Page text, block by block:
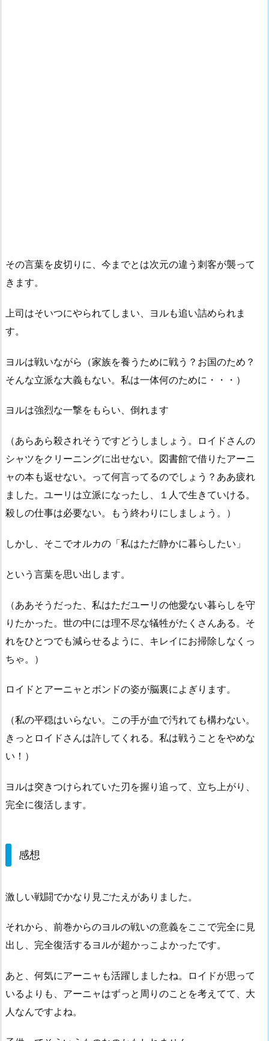
その言葉を皮切りに、今までとは次元の違う刺客が襲って
きます。
上司はそいつにやられてしまい、ヨルも追い詰められま
す。
ヨルは戦いながら（家族を養うために戦う？お国のため？
そんな立派な大義もない。私は一体何のために・・・）
ヨルは強烈な一撃をもらい、倒れます
（あらあら殺されそうですどうしましょう。ロイドさんの
シャツをクリーニングに出せない。図書館で借りたアーニ
ャの本も返せない。って何言ってるのでしょう？ああ疲れ
ました。ユーリは立派になったし、１人で生きていける。
殺しの仕事は必要ない。もう終わりにしましょう。）
しかし、そこでオルカの「私はただ静かに暮らしたい」
という言葉を思い出します。
（ああそうだった、私はただユーリの他愛ない暮らしを守
りたかった。世の中には理不尽な犠牲がたくさんある。そ
れをひとつでも減らせるように、キレイにお掃除しなくっ
ちゃ。）
ロイドとアーニャとボンドの姿が脳裏によぎります。
（私の平穏はいらない。この手が血で汚れても構わない。
きっとロイドさんは許してくれる。私は戦うことをやめな
い！）
ヨルは突きつけられていた刃を握り追って、立ち上がり、
完全に復活します。
感想
激しい戦闘でかなり見ごたえがありました。
それから、前巻からのヨルの戦いの意義をここで完全に見
出し、完全復活するヨルが超かっこよかったです。
あと、何気にアーニャも活躍しましたね。ロイドが思って
いるよりも、アーニャはずっと周りのことを考えてて、大
人なんですよね。